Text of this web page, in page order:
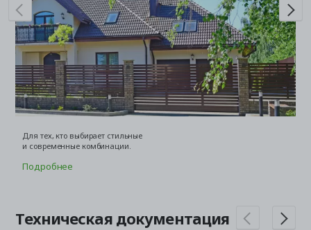
Для тех, кто выбирает стильные
и современные комбинации.
Подробнее
Техническая документация